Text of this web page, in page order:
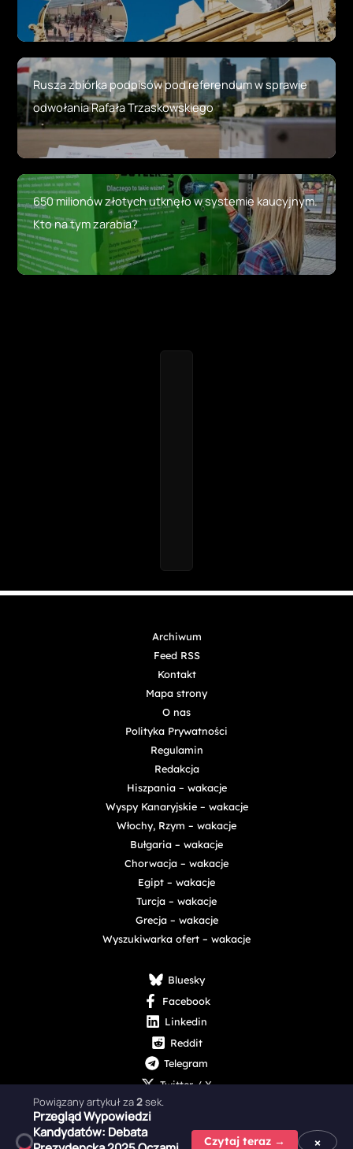
Rusza zbiórka podpisów pod referendum w sprawie
odwołania Rafała Trzaskowskiego
650 milionów złotych utknęło w systemie kaucyjnym.
Kto na tym zarabia?
Archiwum
Feed RSS
Kontakt
Mapa strony
O nas
Polityka Prywatności
Regulamin
Redakcja
Hiszpania – wakacje
Wyspy Kanaryjskie – wakacje
Włochy, Rzym – wakacje
Bułgaria – wakacje
Chorwacja – wakacje
Egipt – wakacje
Turcja – wakacje
Grecja – wakacje
Wyszukiwarka ofert – wakacje
Bluesky
Facebook
Linkedin
Reddit
Telegram
Twitter / X
Powiązany artykuł za1sek.
Przegląd Wypowiedzi
Kandydatów: Debata
Czytaj teraz → ×